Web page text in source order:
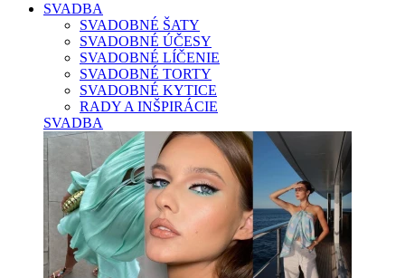
SVADBA
SVADOBNÉ ŠATY
SVADOBNÉ ÚČESY
SVADOBNÉ LÍČENIE
SVADOBNÉ TORTY
SVADOBNÉ KYTICE
RADY A INŠPIRÁCIE
SVADBA